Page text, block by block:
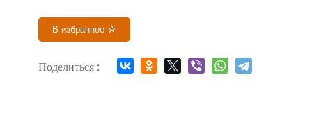
В избранное
Поделиться :